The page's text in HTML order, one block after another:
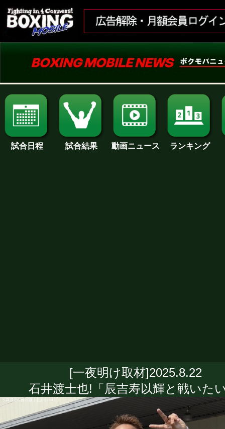
試合日程 試合結果 動画ニュース ランキング
[一夜明け取材]2025.8.22
石井渡士也!「辰吉寿以輝と戦いた